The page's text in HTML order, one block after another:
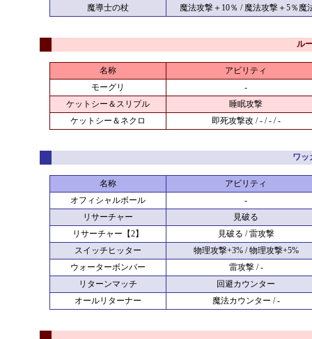
魔導士の杖
魔法攻撃＋10％ / 魔法攻撃＋5％
ル
名称
アビリティ
モーグリ
-
ケットシー＆スリプル
睡眠攻撃
ケットシー＆ネクロ
即死攻撃改 / - / - / -
ワッ
名称
アビリティ
オフィシャルボール
-
リサーチャー
見破る
リサーチャー【2】
見破る / 雷攻撃
スイッチヒッター
物理攻撃+3% / 物理攻撃+5%
ウォーターボンバー
雷攻撃 / -
リターンマッチ
回避カウンター
オールリターナー
魔法カウンター / -